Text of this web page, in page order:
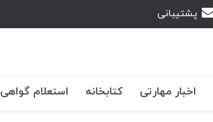
پشتیبانی
اخبار مهارتی کتابخانه استعلام گواهی